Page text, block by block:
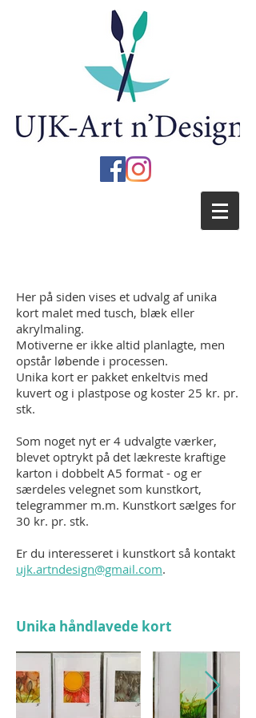
Her på siden vises et udvalg af unika
kort malet med tusch, blæk eller
akrylmaling.
Motiverne er ikke altid planlagte, men
opstår løbende i processen.
Unika kort er pakket enkeltvis med
kuvert og i plastpose og koster 25 kr. pr.
stk.
Som noget nyt er 4 udvalgte værker,
blevet optrykt på det lækreste kraftige
karton i dobbelt A5 format - og er
særdeles velegnet som kunstkort,
telegrammer m.m. Kunstkort sælges for
30 kr. pr. stk.
Er du interesseret i kunstkort så kontakt
ujk.artndesign@gmail.com.
Unika håndlavede kort